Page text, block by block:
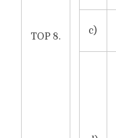
TOP 8.
c)